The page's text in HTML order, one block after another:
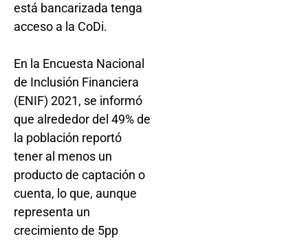
está bancarizada tenga
acceso a la CoDi.
En la Encuesta Nacional
de Inclusión Financiera
(ENIF) 2021, se informó
que alrededor del 49% de
la población reportó
tener al menos un
producto de captación o
cuenta, lo que, aunque
representa un
crecimiento de 5pp